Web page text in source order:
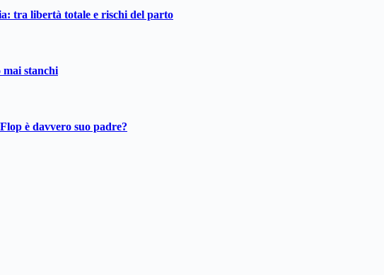
tra libertà totale e rischi del parto
mai stanchi
è davvero suo padre?